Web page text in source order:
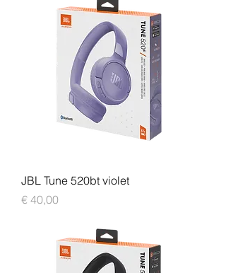
JBL Tune 520bt violet
Prijs
€ 40,00